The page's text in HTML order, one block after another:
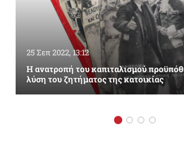
25 Σεπ 2022, 13:12
Η ανατροπή του καπιταλισμού
λύση του ζητήματος της κατοικίας